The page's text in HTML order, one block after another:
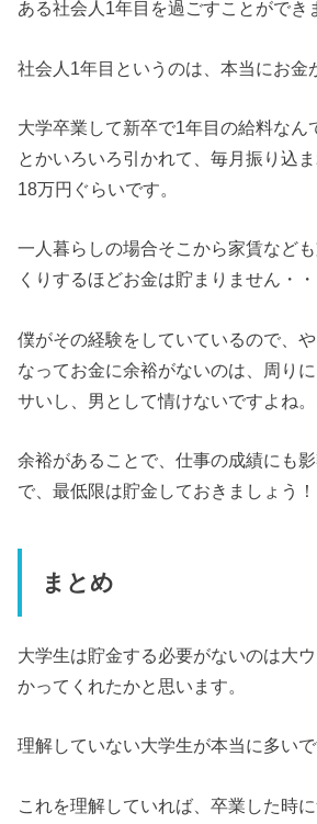
ある社会人1年目を過ごすことができ
社会人1年目というのは、本当にお金
大学卒業して新卒で1年目の給料なん
とかいろいろ引かれて、毎月振り込ま
18万円ぐらいです。
一人暮らしの場合そこから家賃など
くりするほどお金は貯まりません・・
僕がその経験をしていているので、
なってお金に余裕がないのは、周り
サいし、男として情けないですよね。
余裕があることで、仕事の成績にも
で、最低限は貯金しておきましょう！
まとめ
大学生は貯金する必要がないのは大
かってくれたかと思います。
理解していない大学生が本当に多いで
これを理解していれば、卒業した時